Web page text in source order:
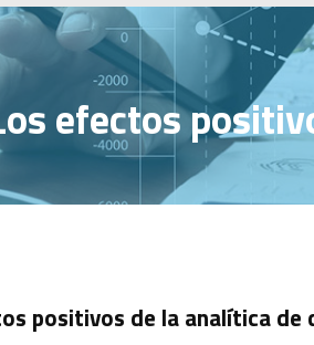
efectos
positivos de la analítica de